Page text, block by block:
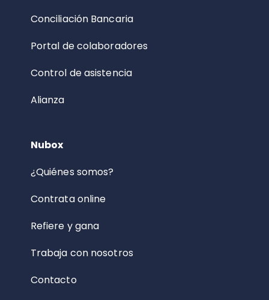
Conciliación Bancaria
Portal de colaboradores
Control de asistencia
Alianza
Nubox
¿Quiénes somos?
Contrata online
Refiere y gana
Trabaja con nosotros
Contacto